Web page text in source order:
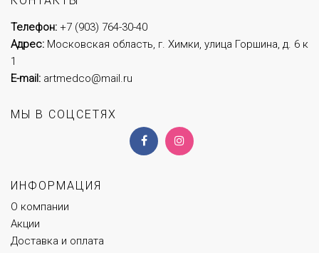
Телефон: +7 (903) 764-30-40
Адрес: Московская область, г. Химки, улица Горшина, д. 6 к
1
E-mail: artmedco@mail.ru
МЫ В СОЦСЕТЯХ
ИНФОРМАЦИЯ
О компании
Акции
Доставка и оплата